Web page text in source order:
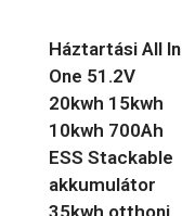
Háztartási All In
One 51.2V
20kwh 15kwh
10kwh 700Ah
ESS Stackable
akkumulátor
35kwh otthoni